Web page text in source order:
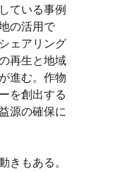
ている事例
の活用で
ェアリング
再生と地域
進む。作物
を創出する
源の確保に
きもある。